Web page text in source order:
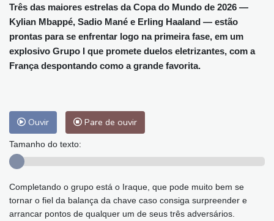
Três das maiores estrelas da Copa do Mundo de 2026 —
Kylian Mbappé, Sadio Mané e Erling Haaland — estão
prontas para se enfrentar logo na primeira fase, em um
explosivo Grupo I que promete duelos eletrizantes, com a
França despontando como a grande favorita.
Ouvir Pare de ouvir
Tamanho do texto:
Completando o grupo está o Iraque, que pode muito bem se
tornar o fiel da balança da chave caso consiga surpreender e
arrancar pontos de qualquer um de seus três adversários.